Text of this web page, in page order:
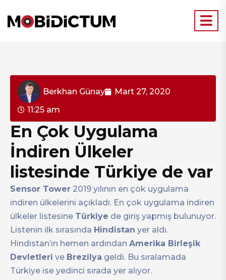
Berkhan Günay
Mart 27, 2020
11:25 am
En Çok Uygulama
İndiren Ülkeler
listesinde Türkiye de var
Sensor Tower 2019 yılının en çok uygulama
indiren ülkelerini açıkladı. En çok uygulama indiren
ülkeler listesine Türkiye de giriş yapmış bulunuyor.
Listenin ilk sırasında Hindistan yer aldı.
Hindistan’ın hemen ardından Amerika Birleşik
Devletleri ve Brezilya geldi. Bu sıralamada
Türkiye ise yedinci sırada yer alıyor.